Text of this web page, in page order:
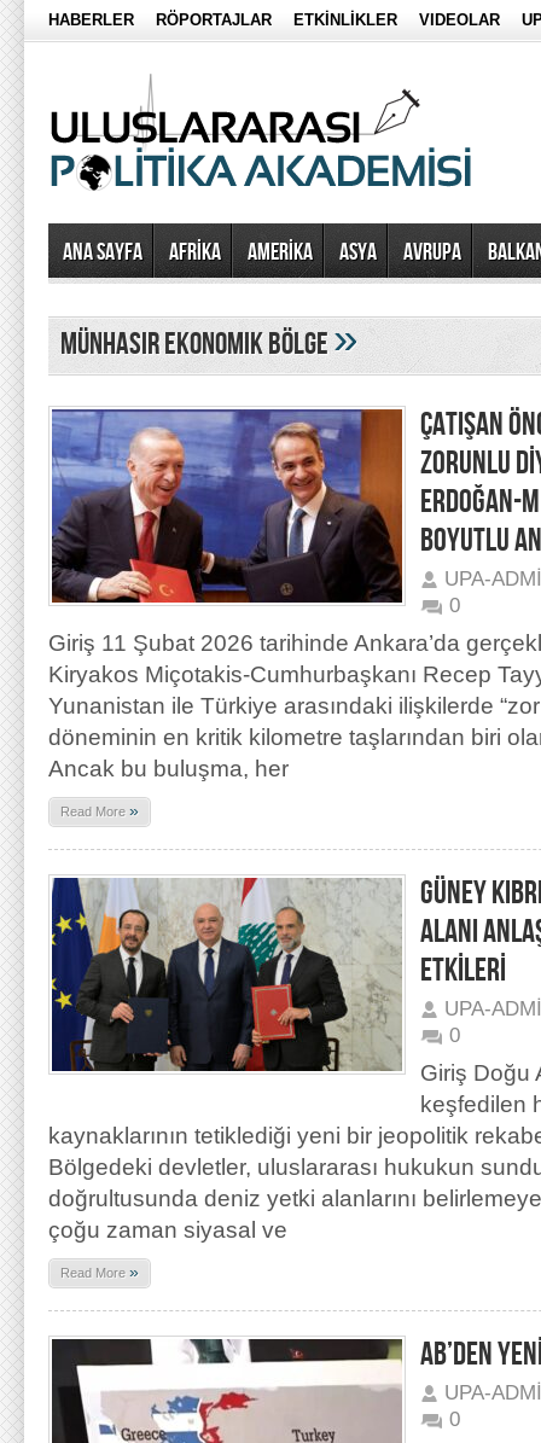
HABERLER RÖPORTAJLAR ETKİNLİKLER VIDEOLAR
Ana Sayfa AFRİKA AMERİKA ASYA AVRUPA
münhasır ekonomik bölge»
ÇATIŞAN
ZORUNLU
ERDOĞAN-
BOYUTLU
UPA-
0
Giriş 11 Şubat 2026 tarihinde Ankara’da
Kiryakos Miçotakis-Cumhurbaşkanı Recep
Yunanistan ile Türkiye arasındaki ilişkilerde
döneminin en kritik kilometre taşlarından biri
Ancak bu buluşma, her
Read More »
GÜNEY
ALANI
ETKİLERİ
UPA-
0
Giriş Doğu
keşfedilen
kaynaklarının tetiklediği yeni bir jeopolitik
Bölgedeki devletler, uluslararası hukukun
doğrultusunda deniz yetki alanlarını
çoğu zaman siyasal ve
Read More »
AB’DEN
UPA-
0